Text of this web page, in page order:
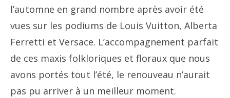
l’automne en grand nombre après avoir été
vues sur les podiums de Louis Vuitton, Alberta
Ferretti et Versace. L’accompagnement parfait
de ces maxis folkloriques et floraux que nous
avons portés tout l’été, le renouveau n’aurait
pas pu arriver à un meilleur moment.